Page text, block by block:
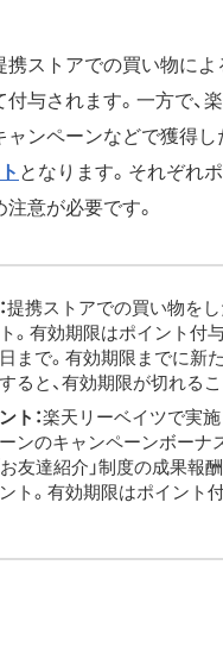
携ストアでの買い物によ
与されます。一方で、
ャンペーンなどで獲得し
となります。それぞれ
意が必要です。
提携ストアでの買い物を
。有効期限はポイント付
まで。有効期限までに新
ると、有効期限が切れる
ト：楽天リーベイツで実
ンのキャンペーンボーナ
お友達紹介」制度の成果報
ト。有効期限はポイント